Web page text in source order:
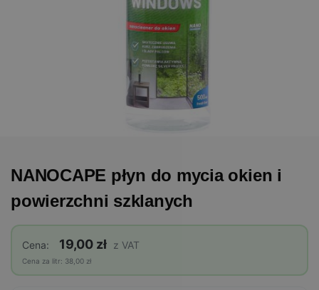
NANOCAPE płyn do mycia okien i
powierzchni szklanych
Cena: 19,00 zł z VAT
Cena za litr: 38,00 zł